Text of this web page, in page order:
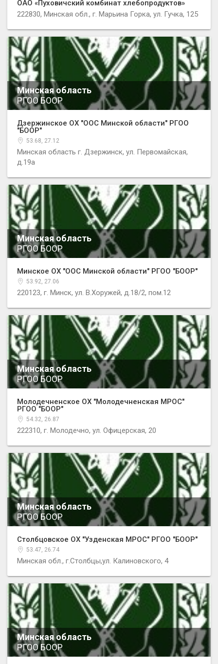
ОАО «Пуховичский комбинат хлебопродуктов»
222830, Минская обл., г. Марьина Горка, ул. Гучка, 125
Минская область
РГОО БООР
Дзержинское ОХ "ООС Минской области" РГОО
"БООР"
53.68, 27.12
Минская область г. Дзержинск, ул. Первомайская,
д.19а
Минская область
РГОО БООР
Минское ОХ "ООС Минской области" РГОО "БООР"
53.92, 27.06
220123, г. Минск, ул. В.Хоружей, д.18/2, пом.12
Минская область
РГОО БООР
Молодечненское ОХ "Молодечненская МРОС"
РГОО "БООР"
54.32, 26.87
222310, г. Молодечно, ул. Офицерская, 20
Минская область
РГОО БООР
Столбцовское ОХ "Узденская МРОС" РГОО "БООР"
53.47, 26.74
Минская обл., г.Столбцы,ул. Калиновского, 4
Минская область
РГОО БООР